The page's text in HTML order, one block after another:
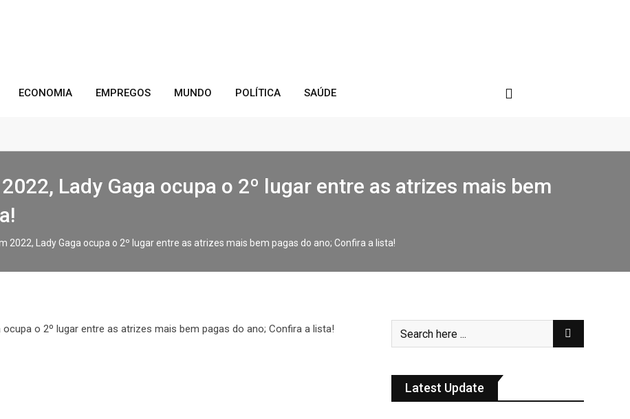
ECONOMIA EMPREGOS MUNDO POLÍTICA SAÚDE
Lady Gaga ocupa o 2º lugar entre as atrizes mais bem
2022, Lady Gaga ocupa o 2º lugar entre as atrizes mais bem pagas do ano; Confira a lista!
Latest Update